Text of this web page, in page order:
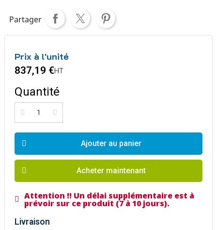
Partager
Prix à l'unité
837,19 €HT
Quantité
Ajouter au panier
Acheter maintenant
Attention !! Un délai supplémentaire est à
prévoir sur ce produit (7 à 10 jours).
Livraison